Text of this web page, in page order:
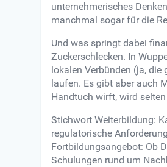
unternehmerisches
manchmal sogar für die
Und was springt dabei
Zuckerschlecken. In
lokalen Verbünden (ja,
laufen. Es gibt aber auch
Handtuch wirft, wird
Stichwort Weiterbildung:
regulatorische
Fortbildungsangebot: Ob
Schulungen rund um